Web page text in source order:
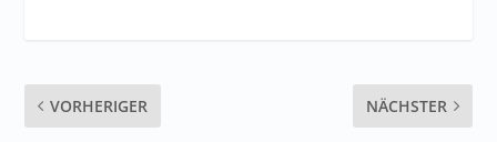
VORHERIGER NÄCHSTER